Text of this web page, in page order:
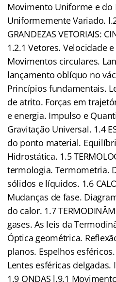
Movimento Uniforme e do
Uniformemente Variado. l.2
GRANDEZAS VETORIAIS:
1.2.1 Vetores. Velocidade
Movimentos circulares.
lançamento oblíquo no
Princípios fundamentais.
de atrito. Forças em
e energia. Impulso e
Gravitação Universal. 1.4
do ponto material.
Hidrostática. 1.5
termologia. Termometria.
sólidos e líquidos. 1.6
Mudanças de fase.
do calor. 1.7
gases. As leis da
Óptica geométrica.
planos. Espelhos
Lentes esféricas
1.9 ONDAS l.9.1